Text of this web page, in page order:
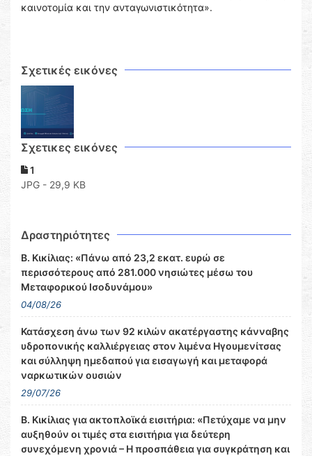
καινοτομία και την ανταγωνιστικότητα».
Σχετικές εικόνες
Σχετικες εικόνες
1
JPG - 29,9 KB
Δραστηριότητες
Β. Κικίλιας: «Πάνω από 23,2 εκατ. ευρώ σε
περισσότερους από 281.000 νησιώτες μέσω του
Μεταφορικού Ισοδυνάμου»
04/08/26
Κατάσχεση άνω των 92 κιλών ακατέργαστης κάνναβης
υδροπονικής καλλιέργειας στον λιμένα Ηγουμενίτσας
και σύλληψη ημεδαπού για εισαγωγή και μεταφορά
ναρκωτικών ουσιών
29/07/26
Β. Κικίλιας για ακτοπλοϊκά εισιτήρια: «Πετύχαμε να μην
αυξηθούν οι τιμές στα εισιτήρια για δεύτερη
συνεχόμενη χρονιά – Η προσπάθεια για συγκράτηση και